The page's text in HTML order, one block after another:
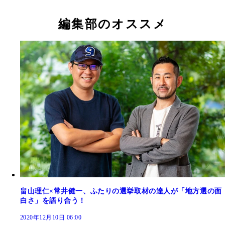
編集部のオススメ
畠山理仁×常井健一、ふたりの選挙取材の達人が「地方選の面
白さ」を語り合う！
2020年12月10日 06:00